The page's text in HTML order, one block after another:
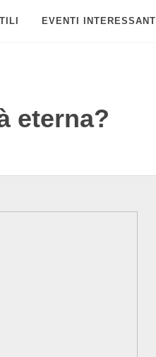
EVENTI INTERESSANTI
eterna?